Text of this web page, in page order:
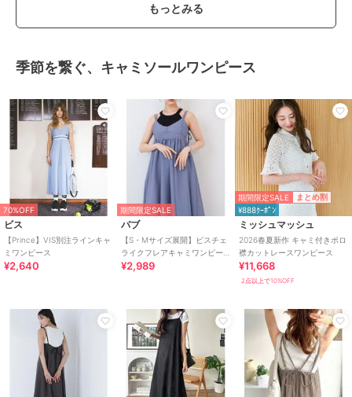
もっとみる
季節を繋ぐ、キャミソールワンピース
70%OFF
ビス
【Prince】VIS別注ラインキャ
ミワンピース
¥2,640
期間限定SALE
バブ
【S・Mサイズ展開】ビスチェ
ライクフレアキャミワンピー
ス
¥2,989
期間限定SALE まとめ割
¥888ｸｰﾎﾟﾝ
ミッシュマッシュ
2026春夏新作 キャミ付きポロ
襟カットレースワンピース
¥11,668
2点以上で10%OFF